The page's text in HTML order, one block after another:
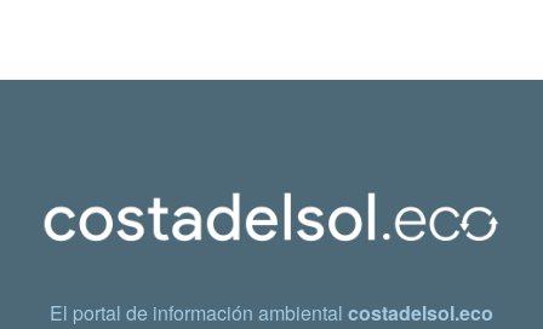
El portal de información ambiental costadelsol.eco